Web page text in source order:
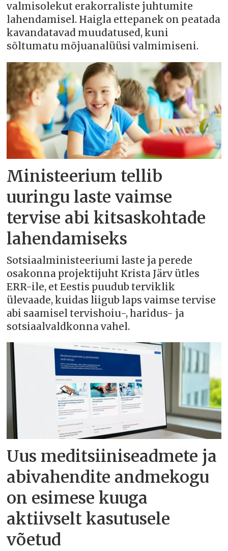
valmisolekut erakorraliste juhtumite
lahendamisel. Haigla ettepanek on peatada
kavandatavad muudatused, kuni
sõltumatu mõjuanalüüsi valmimiseni.
Ministeerium tellib
uuringu laste vaimse
tervise abi kitsaskohtade
lahendamiseks
Sotsiaalministeeriumi laste ja perede
osakonna projektijuht Krista Järv ütles
ERR-ile, et Eestis puudub terviklik
ülevaade, kuidas liigub laps vaimse tervise
abi saamisel tervishoiu-, haridus- ja
sotsiaalvaldkonna vahel.
Uus meditsiiniseadmete ja
abivahendite andmekogu
on esimese kuuga
aktiivselt kasutusele
võetud